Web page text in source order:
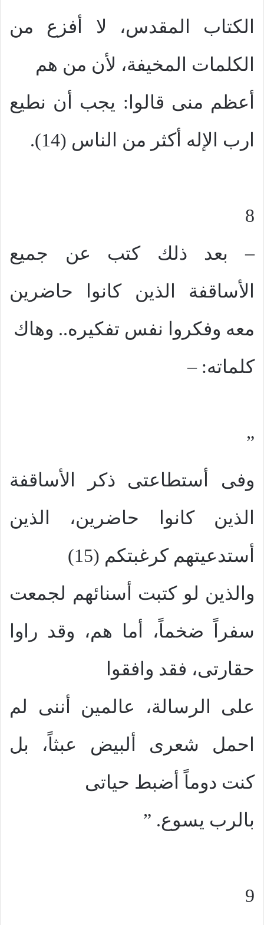
الكتاب المقدس، لا أفزع من
الكلمات المخيفة، لأن من هم
أعظم منى قالوا: يجب أن نطيع
ارب الإله أكثر من الناس (14).
8
– بعد ذلك كتب عن جميع
الأساقفة الذين كانوا حاضرين
معه وفكروا نفس تفكيره.. وهاك
كلماته: –
”
وفى أستطاعتى ذكر الأساقفة
الذين كانوا حاضرين، الذين
أستدعيتهم كرغبتكم (15)
والذين لو كتبت أسنائهم لجمعت
سفراً ضخماً، أما هم، وقد راوا
حقارتى، فقد وافقوا
على الرسالة، عالمين أننى لم
احمل شعرى ألبيض عبثاً، بل
كنت دوماً أضبط حياتى
بالرب يسوع. ”
9